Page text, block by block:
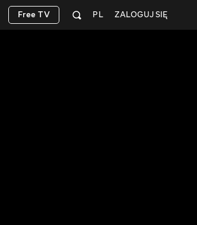
ZALOGUJ SIĘ
PL
Free TV